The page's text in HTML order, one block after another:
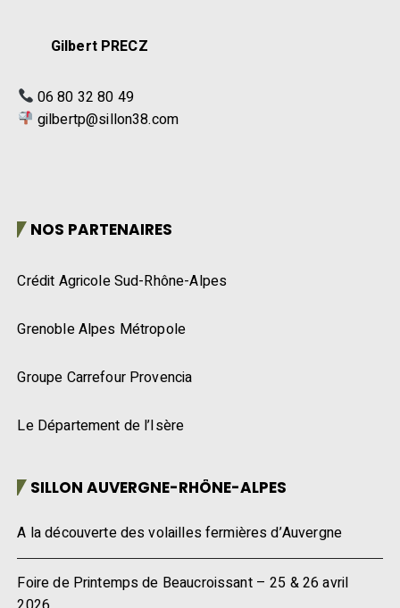
Gilbert PRECZ
06 80 32 80 49
gilbertp@sillon38.com
NOS PARTENAIRES
Crédit Agricole Sud-Rhône-Alpes
Grenoble Alpes Métropole
Groupe Carrefour Provencia
Le Département de l’Isère
SILLON AUVERGNE-RHÔNE-ALPES
A la découverte des volailles fermières d’Auvergne
Foire de Printemps de Beaucroissant – 25 & 26 avril